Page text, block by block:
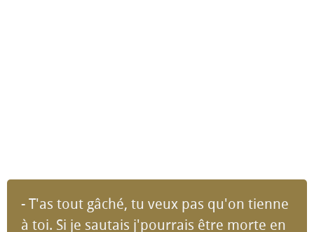
- T'as tout gâché, tu veux pas qu'on tienne
à toi. Si je sautais j'pourrais être morte en